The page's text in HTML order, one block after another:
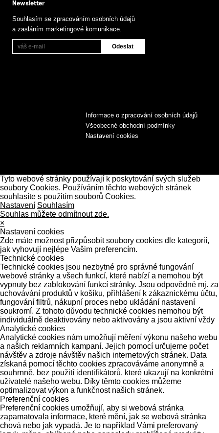
Newsletter
Souhlasím se zpracováním osobních údajů
a zasláním marketingové komunikace.
Informace o zpracování osobních údajů
Všeobecné obchodní podmínky
Nastavení cookies
Tyto webové stránky používají k poskytování svých služeb
soubory Cookies. Používáním těchto webových stránek
souhlasíte s použitím souborů Cookies.
Nastavení Souhlasím
Souhlas můžete odmítnout zde.
×
Nastavení cookies
Zde máte možnost přizpůsobit soubory cookies dle kategorií,
jak vyhovují nejlépe Vašim preferencím.
Technické cookies
Technické cookies jsou nezbytné pro správné fungování
webové stránky a všech funkcí, které nabízí a nemohou být
vypnuty bez zablokování funkcí stránky. Jsou odpovědné mj. za
uchovávání produktů v košíku, přihlášení k zákaznickému účtu,
fungování filtrů, nákupní proces nebo ukládání nastavení
soukromí. Z tohoto důvodu technické cookies nemohou být
individuálně deaktivovány nebo aktivovány a jsou aktivní vždy
Analytické cookies
Analytické cookies nám umožňují měření výkonu našeho webu
a našich reklamních kampaní. Jejich pomocí určujeme počet
návštěv a zdroje návštěv našich internetových stránek. Data
získaná pomocí těchto cookies zpracováváme anonymně a
souhrnně, bez použití identifikátorů, které ukazují na konkrétní
uživatelé našeho webu. Díky těmto cookies můžeme
optimalizovat výkon a funkčnost našich stránek.
Preferenční cookies
Preferenční cookies umožňují, aby si webová stránka
zapamatovala informace, které mění, jak se webová stránka
chová nebo jak vypadá. Je to například Vámi preferovaný